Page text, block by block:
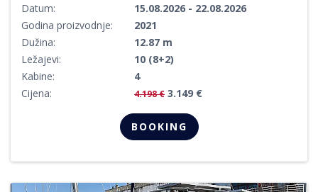
Datum:
15.08.2026 - 22.08.2026
Godina proizvodnje:
2021
Dužina:
12.87 m
Ležajevi:
10 (8+2)
Kabine:
4
Cijena:
4.198 € 3.149 €
BOOKING